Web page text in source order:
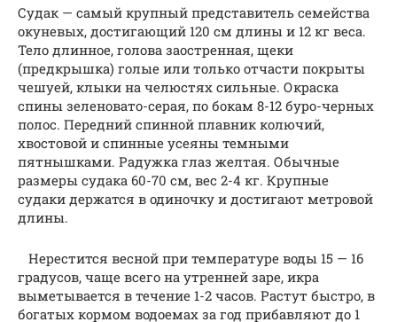
Судак — самый крупный представитель семейства
окуневых, достигающий 120 см длины и 12 кг веса.
Тело длинное, голова заостренная, щеки
(предкрышка) голые или только отчасти покрыты
чешуей, клыки на челюстях сильные. Окраска
спины зеленовато-серая, по бокам 8-12 буро-черных
полос. Передний спинной плавник колючий,
хвостовой и спинные усеяны темными
пятнышками. Радужка глаз желтая. Обычные
размеры судака 60-70 см, вес 2-4 кг. Крупные
судаки держатся в одиночку и достигают метровой
длины.
Нерестится весной при температуре воды 15 — 16
градусов, чаще всего на утренней заре, икра
выметывается в течение 1-2 часов. Растут быстро, в
богатых кормом водоемах за год прибавляют до 1